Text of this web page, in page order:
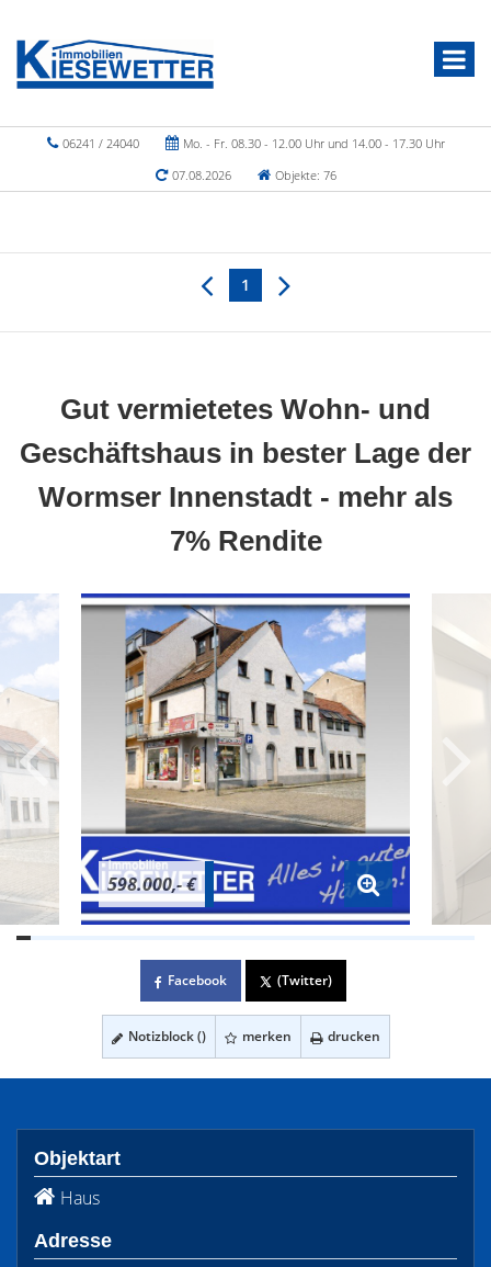
06241 / 24040
Mo. - Fr. 08.30 - 12.00 Uhr und 14.00 - 17.30 Uhr
07.08.2026
Objekte: 76
1
Gut vermietetes Wohn- und
Geschäftshaus in bester Lage der
Wormser Innenstadt - mehr als
7% Rendite
598.000,- €
Facebook (Twitter)
Notizblock () merken drucken
Objektart
Haus
Adresse